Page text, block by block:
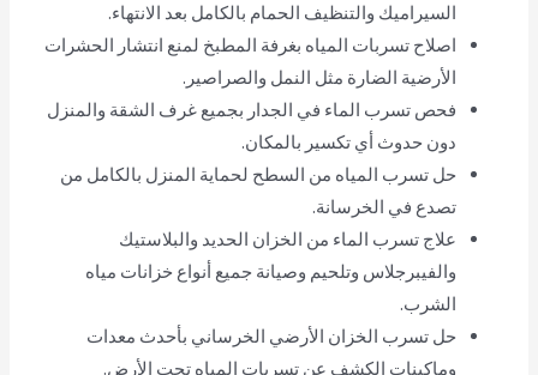
السيراميك والتنظيف الحمام بالكامل بعد الانتهاء.
اصلاح تسربات المياه بغرفة المطبخ لمنع انتشار الحشرات
الأرضية الضارة مثل النمل والصراصير.
فحص تسرب الماء في الجدار بجميع غرف الشقة والمنزل
دون حدوث أي تكسير بالمكان.
حل تسرب المياه من السطح لحماية المنزل بالكامل من
تصدع في الخرسانة.
علاج تسرب الماء من الخزان الحديد والبلاستيك
والفيبرجلاس وتلحيم وصيانة جميع أنواع خزانات مياه
الشرب.
حل تسرب الخزان الأرضي الخرساني بأحدث معدات
وماكينات الكشف عن تسربات المياه تحت الأرض.